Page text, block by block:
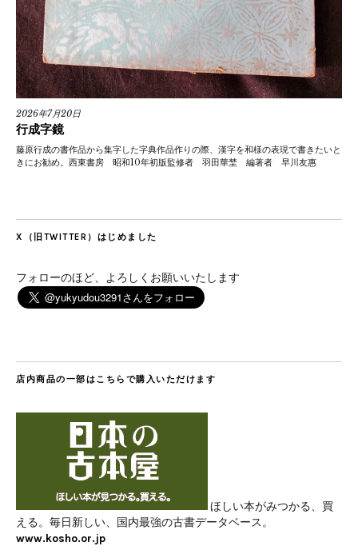
2026年7月20日
行成字鏡
藤原行成の書作品から集字した字典作品作りの際、漢字を和様の表現で書きたいと
きにお勧め。西東書房 昭和10年初版監修者 羽田華埜 編著者 早川友惠
X（旧TWITTER）はじめました
フォローのほど、よろしくお願いいたします
店内商品の一部はこちらで購入いただけます
ほしい本がみつかる、買
える。毎日新しい、国内最強の古書データベース。
www.kosho.or.jp